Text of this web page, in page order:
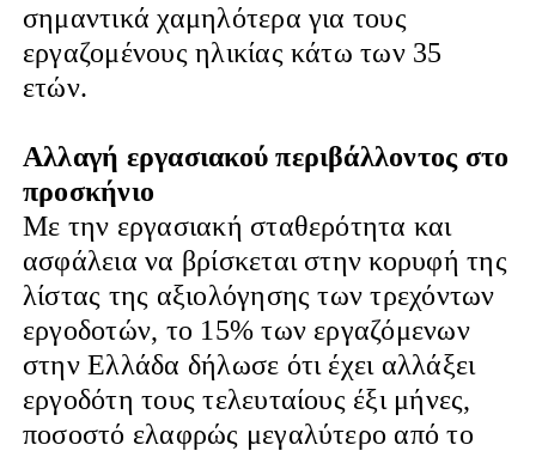
σημαντικά χαμηλότερα για τους
εργαζομένους ηλικίας κάτω των 35
ετών.
Αλλαγή εργασιακού περιβάλλοντος στο
προσκήνιο
Με την εργασιακή σταθερότητα και
ασφάλεια να βρίσκεται στην κορυφή της
λίστας της αξιολόγησης των τρεχόντων
εργοδοτών, το 15% των εργαζόμενων
στην Ελλάδα δήλωσε ότι έχει αλλάξει
εργοδότη τους τελευταίους έξι μήνες,
ποσοστό ελαφρώς μεγαλύτερο από το